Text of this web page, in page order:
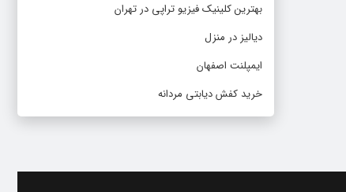
بهترین کلینیک فیزیو تراپی در تهران
دیالیز در منزل
ایمپلنت اصفهان
خرید کفش دیابتی مردانه